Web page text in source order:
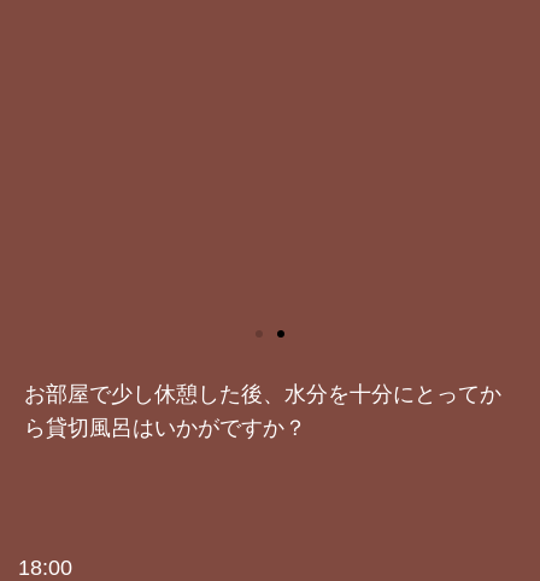
お部屋で少し休憩した後、水分を十分にとってか
ら貸切風呂はいかがですか？
18:00